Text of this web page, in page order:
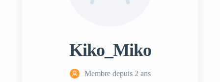
Kiko_Miko
Membre depuis 2 ans